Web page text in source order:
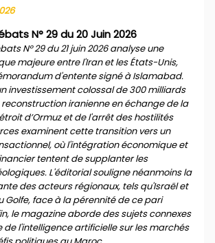
N° 29 du 20 Juin 2026
N° 29 du 21 juin 2026 analyse une
majeure entre l'Iran et les États-Unis,
d'entente signé à Islamabad.
investissement colossal de 300 milliards
iranienne en échange de la
d’Ormuz et de l'arrêt des hostilités
examinent cette transition vers un
où l'intégration économique et
tentent de supplanter les
L'éditorial souligne néanmoins la
des acteurs régionaux, tels qu'Israël et
Golfe, face à la pérennité de ce pari
le magazine aborde des sujets connexes
de l'intelligence artificielle sur les marchés